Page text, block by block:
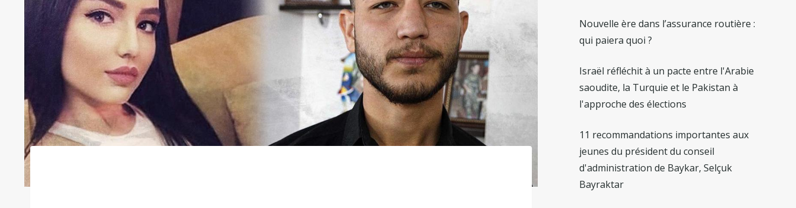
Nouvelle ère dans l’assurance routière :
qui paiera quoi ?
Israël réfléchit à un pacte entre l'Arabie
saoudite, la Turquie et le Pakistan à
l'approche des élections
11 recommandations importantes aux
jeunes du président du conseil
d'administration de Baykar, Selçuk
Bayraktar